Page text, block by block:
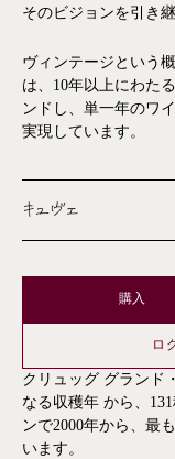
そのビジョンを引き
ヴィンテージという
は、10年以上にわた
ンドし、単一年のワ
実現しています。
キュヴェ
ème
ème
ème
ème
購入
ロ
クリュッグ グランド
なる収穫年 から、
ンで2000年から、最
います。